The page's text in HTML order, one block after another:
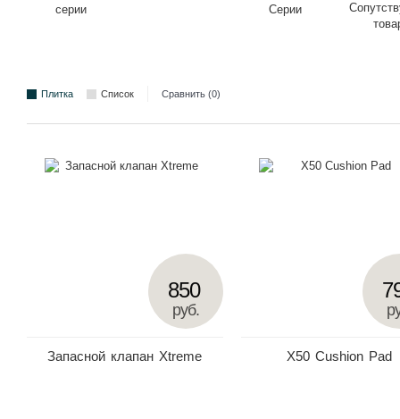
серии
Серии
Плитка Список Сравнить (0)
Запасной клапан Xtreme
850
руб.
Х50 Cushion Pad